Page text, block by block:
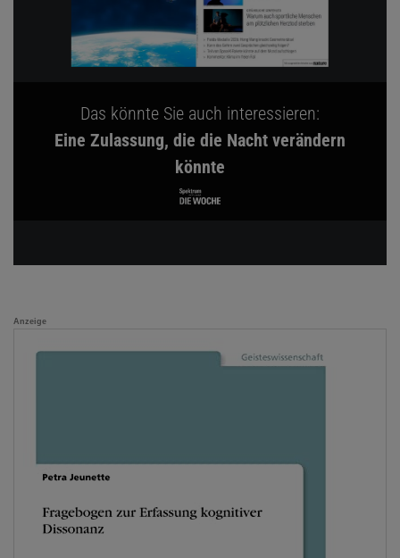
Das könnte Sie auch interessieren:
Eine Zulassung, die die Nacht verändern
könnte
Anzeige